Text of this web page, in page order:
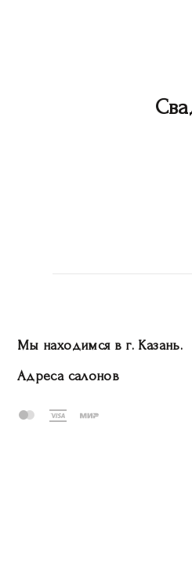
Мы находимся в г. Казань.
Адреса салонов